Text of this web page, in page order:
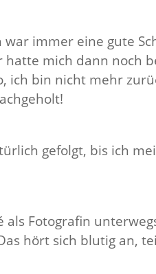
immer eine gute
mich dann noch
ich bin nicht mehr
gefolgt, bis ich
Fotografin
hört sich blutig an,